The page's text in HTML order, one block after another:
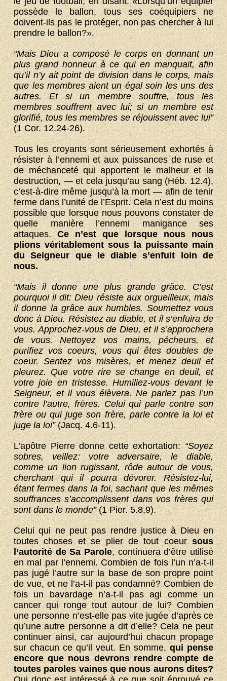
possède le ballon, tous ses coéquipiers ne
doivent-ils pas le protéger, non pas chercher à lui
prendre le ballon?».
“Mais Dieu a composé le corps en donnant un
plus grand honneur à ce qui en manquait, afin
qu’il n’y ait point de division dans le corps, mais
que les membres aient un égal soin les uns des
autres. Et si un membre souffre, tous les
membres souffrent avec lui; si un membre est
glorifié, tous les membres se réjouissent avec lui”
(1 Cor. 12.24-26).
Tous les croyants sont sérieusement exhortés à
résister à l’ennemi et aux puissances de ruse et
de méchanceté qui apportent le malheur et la
destruction, — et cela jusqu’au sang (Héb. 12.4),
c’est-à-dire même jusqu’à la mort — afin de tenir
ferme dans l’unité de l’Esprit. Cela n’est du moins
possible que lorsque nous pouvons constater de
quelle manière l’ennemi manigance ses
attaques.Ce n’est que lorsque nous nous
plions véritablement sous la puissante main
du Seigneur que le diable s’enfuit loin de
nous.
“Mais il donne une plus grande grâce. C’est
pourquoi il dit: Dieu résiste aux orgueilleux, mais
il donne la grâce aux humbles. Soumettez vous
donc à Dieu. Résistez au diable, et il s’enfuira de
vous. Approchez-vous de Dieu, et il s’approchera
de vous. Nettoyez vos mains, pécheurs, et
purifiez vos coeurs, vous qui êtes doubles de
coeur. Sentez vos misères, et menez deuil et
pleurez. Que votre rire se change en deuil, et
votre joie en tristesse. Humiliez-vous devant le
Seigneur, et il vous élèvera. Ne parlez pas l’un
contre l’autre, frères. Celui qui parle contre son
frère ou qui juge son frère, parle contre la loi et
juge la loi”(Jacq. 4.6-11).
L’apôtre Pierre donne cette exhortation:“Soyez
sobres, veillez: votre adversaire, le diable,
comme un lion rugissant, rôde autour de vous,
cherchant qui il pourra dévorer. Résistez-lui,
étant fermes dans la foi, sachant que les mêmes
souffrances s’accomplissent dans vos frères qui
sont dans le monde”(1 Pier. 5.8,9).
Celui qui ne peut pas rendre justice à Dieu en
toutes choses et se plier de tout coeursous
l’autorité de Sa Parole, continuera d’être utilisé
en mal par l’ennemi. Combien de fois l’un n’a-t-il
pas jugé l’autre sur la base de son propre point
de vue, et ne l’a-t-il pas condamné? Combien de
fois un bavardage n’a-t-il pas agi comme un
cancer qui ronge tout autour de lui? Combien
une personne n’est-elle pas vite jugée d’après ce
qu’une autre personne a dit d’elle? Cela ne peut
continuer ainsi, car aujourd’hui chacun propage
sur chacun ce qu’il veut. En somme,qui pense
encore que nous devrons rendre compte de
toutes paroles vaines que nous aurons dites?